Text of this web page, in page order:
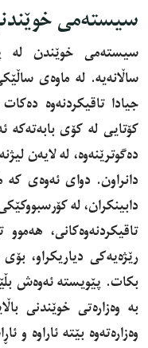
سیستەمی
سیسته‌مى خوێندن له‌
ساڵانه‌یه‌. له‌ ماوه‌ى
جیادا تاقیكردنه‌وه‌
كۆتایى له‌ كۆى بابه‌ته‌كه‌
ده‌گوترێنه‌وه‌، له‌ لایه‌ن
دانراون. دواى ئه‌وه‌ى كه‌
دابینكران، له‌
تاقیكردنه‌وه‌كانى،
رێژه‌یه‌كى دیاریكراو،
بكات. پێویسته‌ ئه‌وه‌ش
به‌ وه‌زاره‌تى خوێندنى
وه‌زاره‌ته‌وه‌ بێته‌ ئاراوه‌ و